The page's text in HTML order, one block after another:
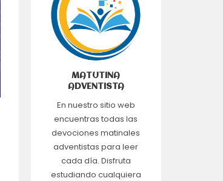
MATUTINA
ADVENTISTA
En nuestro sitio web
encuentras todas las
devociones matinales
adventistas para leer
cada día. Disfruta
estudiando cualquiera